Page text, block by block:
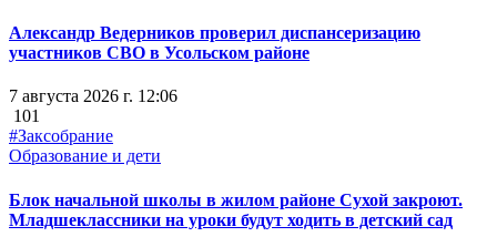
Александр Ведерников проверил диспансеризацию
участников СВО в Усольском районе
7 августа 2026 г. 12:06
101
#Заксобрание
Образование и дети
Блок начальной школы в жилом районе Сухой закроют.
Младшеклассники на уроки будут ходить в детский сад